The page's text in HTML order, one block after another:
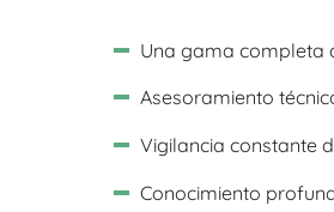
Una gama completa
Asesoramiento
Vigilancia constante
Conocimiento